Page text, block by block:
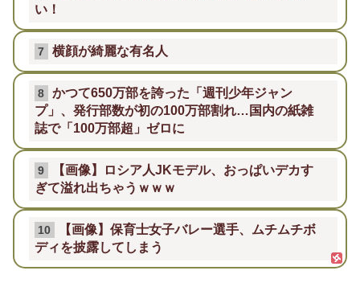
い！
7 横顔が綺麗な有名人
8
かつて650万部を誇った「週刊少年ジャン
プ」、発行部数が初の100万部割れ…国内の紙雑
誌で「100万部超」ゼロに
9
【画像】ロシア人JKモデル、おっぱいデカす
ぎて溢れ出ちゃうｗｗｗ
10
【画像】保育士女子バレー選手、ムチムチボ
ディを披露してしまう